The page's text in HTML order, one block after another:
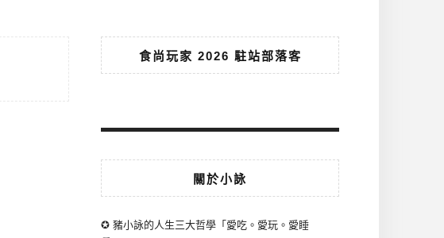
食尚玩家 2026 駐站部落客
關於小詠
✪ 豬小詠的人生三大哲學「愛吃。愛玩。愛睡